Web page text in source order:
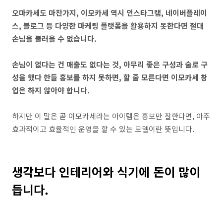
오마카세도 마찬가지, 이모카세 역시 인스타그램, 네이버플레이
스, 블로그 등 다양한 마케팅 플랫폼을 활용하지 못한다면 절대
손님을 불러올 수 없습니다.
손님이 없다는 건 매출도 없다는 것, 아무리 좋은 구성과 술로 구
성을 했다 한들 홍보를 하지 못하면, 할 줄 모른다면 이모카세 창
업은 하지 않아야 합니다.
하지만 이 말은 곧 이모카세라는 아이템은 홍보만 잘한다면, 아주
효과적이고 효율적인 운영을 할 수 있는 모델이란 뜻입니다.
생각보다 인테리어와 식기에 돈이 많이
듭니다.